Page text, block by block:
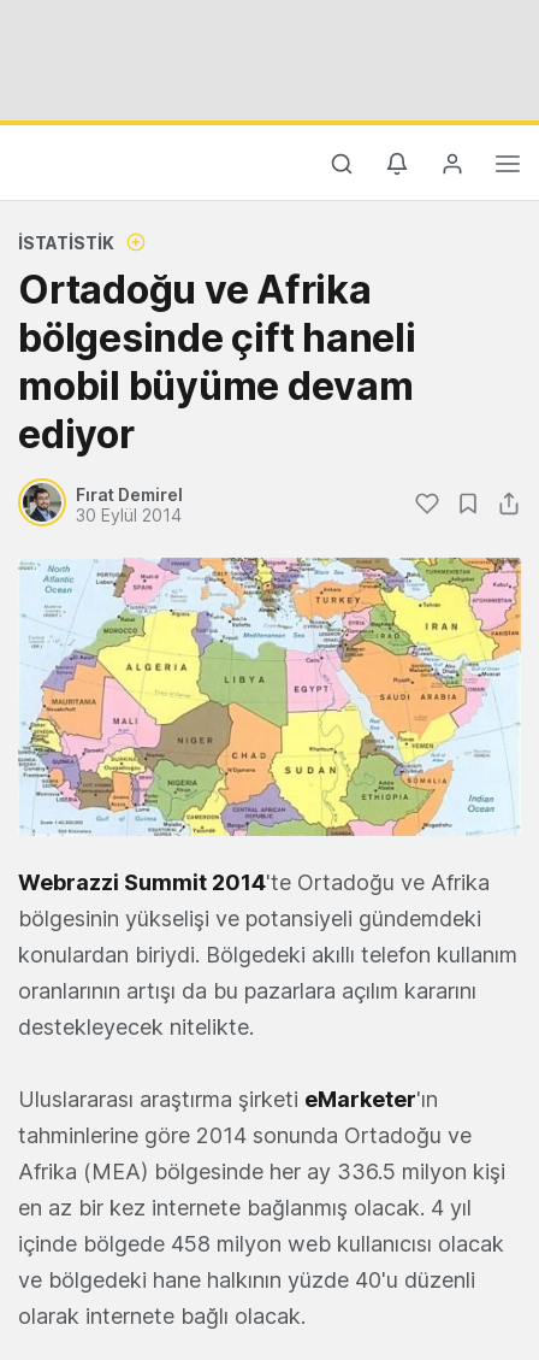
İSTATISTIK
Ortadoğu ve Afrika
bölgesinde çift haneli
mobil büyüme devam
ediyor
Fırat Demirel
30 Eylül 2014
Webrazzi Summit 2014'te Ortadoğu ve Afrika
bölgesinin yükselişi ve potansiyeli gündemdeki
konulardan biriydi. Bölgedeki akıllı telefon kullanım
oranlarının artışı da bu pazarlara açılım kararını
destekleyecek nitelikte.
Uluslararası araştırma şirketi eMarketer'ın
tahminlerine göre 2014 sonunda Ortadoğu ve
Afrika (MEA) bölgesinde her ay 336.5 milyon kişi
en az bir kez internete bağlanmış olacak. 4 yıl
içinde bölgede 458 milyon web kullanıcısı olacak
ve bölgedeki hane halkının yüzde 40'u düzenli
olarak internete bağlı olacak.